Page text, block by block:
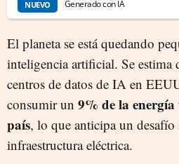
NUEVO Generado con IA
El planeta se está quedando
inteligencia artificial. Se estima
centros de datos de IA en
consumir un 9% de la
país, lo que anticipa un desafío
infraestructura eléctrica.